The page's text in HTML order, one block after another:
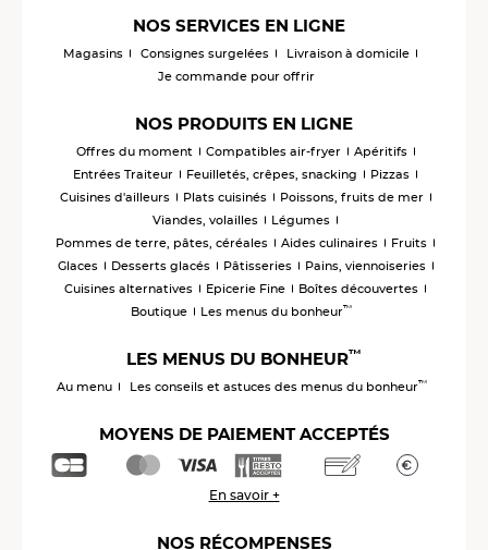
NOS SERVICES EN LIGNE
Magasins Consignes surgelées
Livraison à domicile
Je commande pour offrir
NOS PRODUITS EN LIGNE
Offres du moment Compatibles air-fryer
Apéritifs
Entrées Traiteur
Feuilletés, crêpes, snacking
Pizzas
Cuisines d'ailleurs
Plats cuisinés
Poissons, fruits de mer
Viandes, volailles
Légumes
Pommes de terre, pâtes, céréales
Aides culinaires
Fruits
Glaces
Desserts glacés Pâtisseries
Pains, viennoiseries
Cuisines alternatives
Epicerie Fine
Boîtes découvertes
Boutique
Les menus du bonheur™
LES MENUS DU BONHEUR™
Au menu Les conseils et astuces des menus du bonheur™
MOYENS DE PAIEMENT ACCEPTÉS
En savoir +
NOS RÉCOMPENSES